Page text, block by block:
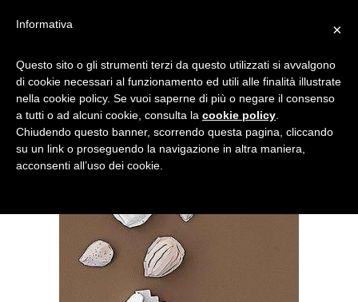
CARTA 4
×
Informativa
Questo sito o gli strumenti terzi da questo utilizzati si avvalgono
di cookie necessari al funzionamento ed utili alle finalità illustrate
nella cookie policy. Se vuoi saperne di più o negare il consenso
a tutti o ad alcuni cookie, consulta la cookie policy
Chiudendo questo banner, scorrendo questa pagina, cliccando
su un link o proseguendo la navigazione in altra maniera,
acconsenti all’uso dei cookie.